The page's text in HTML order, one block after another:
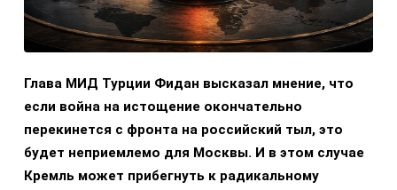
Глава МИД Турции Фидан высказал мнение, что
если война на истощение окончательно
перекинется с фронта на российский тыл, это
будет неприемлемо для Москвы. И в этом случае
Кремль может прибегнуть к радикальному